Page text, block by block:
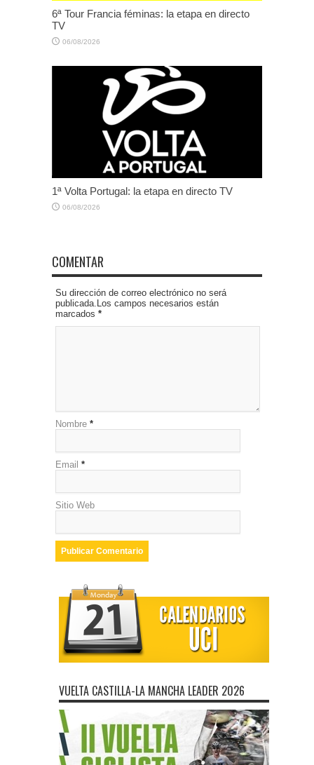
6ª Tour Francia féminas: la etapa en directo
TV
06/08/2026
1ª Volta Portugal: la etapa en directo TV
06/08/2026
COMENTAR
Su dirección de correo electrónico no será
publicada.Los campos necesarios están
marcados *
Nombre *
Email *
Sitio Web
VUELTA CASTILLA-LA MANCHA LEADER 2026